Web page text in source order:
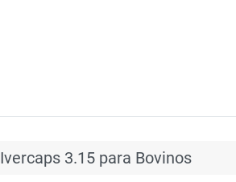
Ivercaps 3.15 para Bovinos